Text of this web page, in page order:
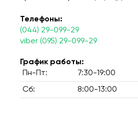
Телефоны:
(044) 29-099-29
viber (095) 29-099-29
График работы:
Пн-Пт:
7:30-19:00
Сб: 8:00-13:00